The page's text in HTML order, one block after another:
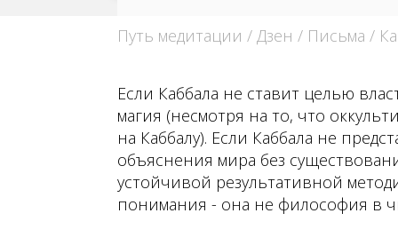
Путь медитации / Дзен / Письма /
Если Каббала не ставит целью
магия (несмотря на то, что
на Каббалу). Если Каббала не
объяснения мира без
устойчивой результативной
понимания - она не философия в